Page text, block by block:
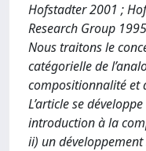
Hofstadter 2001 ;
Research Group
Nous traitons le
catégorielle de
compositionnalité et
L’article se
introduction à la
ii) un